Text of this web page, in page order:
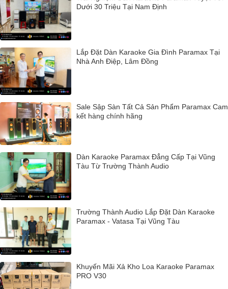
Dưới 30 Triệu Tại Nam Định
Lắp Đặt Dàn Karaoke Gia Đình Paramax Tại
Nhà Anh Điệp, Lâm Đồng
Sale Sập Sàn Tất Cả Sản Phẩm Paramax Cam
kết hàng chính hãng
Dàn Karaoke Paramax Đẳng Cấp Tại Vũng
Tàu Từ Trường Thành Audio
Trường Thành Audio Lắp Đặt Dàn Karaoke
Paramax - Vatasa Tại Vũng Tàu
Khuyến Mãi Xả Kho Loa Karaoke Paramax
PRO V30